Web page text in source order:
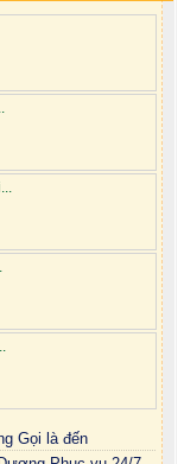
Gọi là đến